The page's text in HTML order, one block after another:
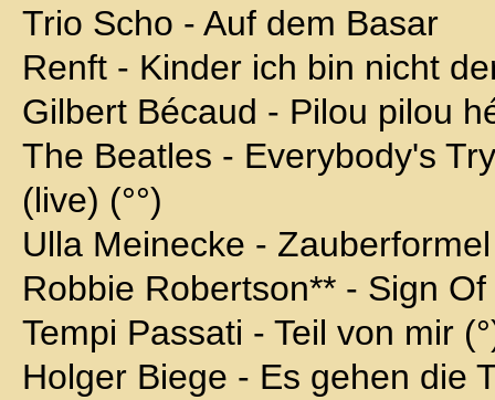
Trio Scho - Auf dem Basar
Renft - Kinder ich bin nicht
Gilbert Bécaud - Pilou pilou
The Beatles - Everybody's
(live) (°°)
Ulla Meinecke - Zauberformel
Robbie Robertson** - Sign
Tempi Passati - Teil von mir
Holger Biege - Es gehen die